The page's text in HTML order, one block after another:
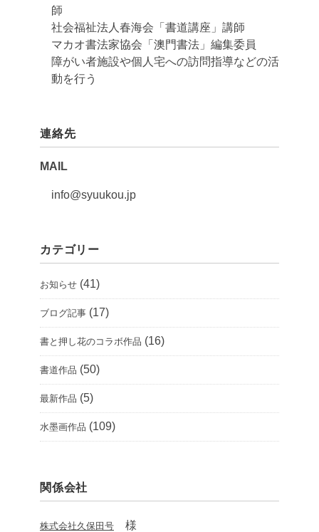
師
社会福祉法人春海会「書道講座」講師
マカオ書法家協会「澳門書法」編集委員
障がい者施設や個人宅への訪問指導などの活
動を行う
連絡先
MAIL
info@syuukou.jp
カテゴリー
お知らせ (41)
ブログ記事 (17)
書と押し花のコラボ作品 (16)
書道作品 (50)
最新作品 (5)
水墨画作品 (109)
関係会社
株式会社久保田号 様